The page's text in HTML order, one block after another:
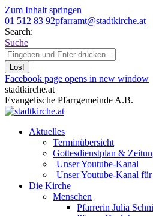
Zum Inhalt springen
01 512 83 92pfarramt@stadtkirche.at
Search:
Suche
Facebook page opens in new window
stadtkirche.at
Evangelische Pfarrgemeinde A.B.
Aktuelles
Terminübersicht
Gottesdienstplan &
Unser Youtube-Kanal
Unser Youtube-Kanal
Die Kirche
Menschen
Pfarrerin Julia